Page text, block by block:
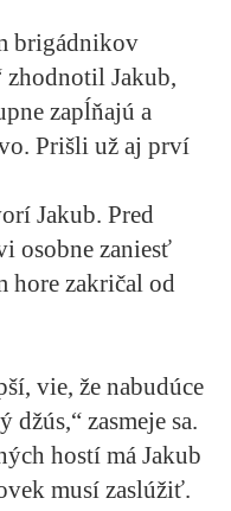
brigádnikov
zhodnotil Jakub,
zapĺňajú a
Prišli už aj prví
Jakub. Pred
osobne zaniesť
hore zakričal od
vie, že nabudúce
zasmeje sa.
hostí má Jakub
musí zaslúžiť.